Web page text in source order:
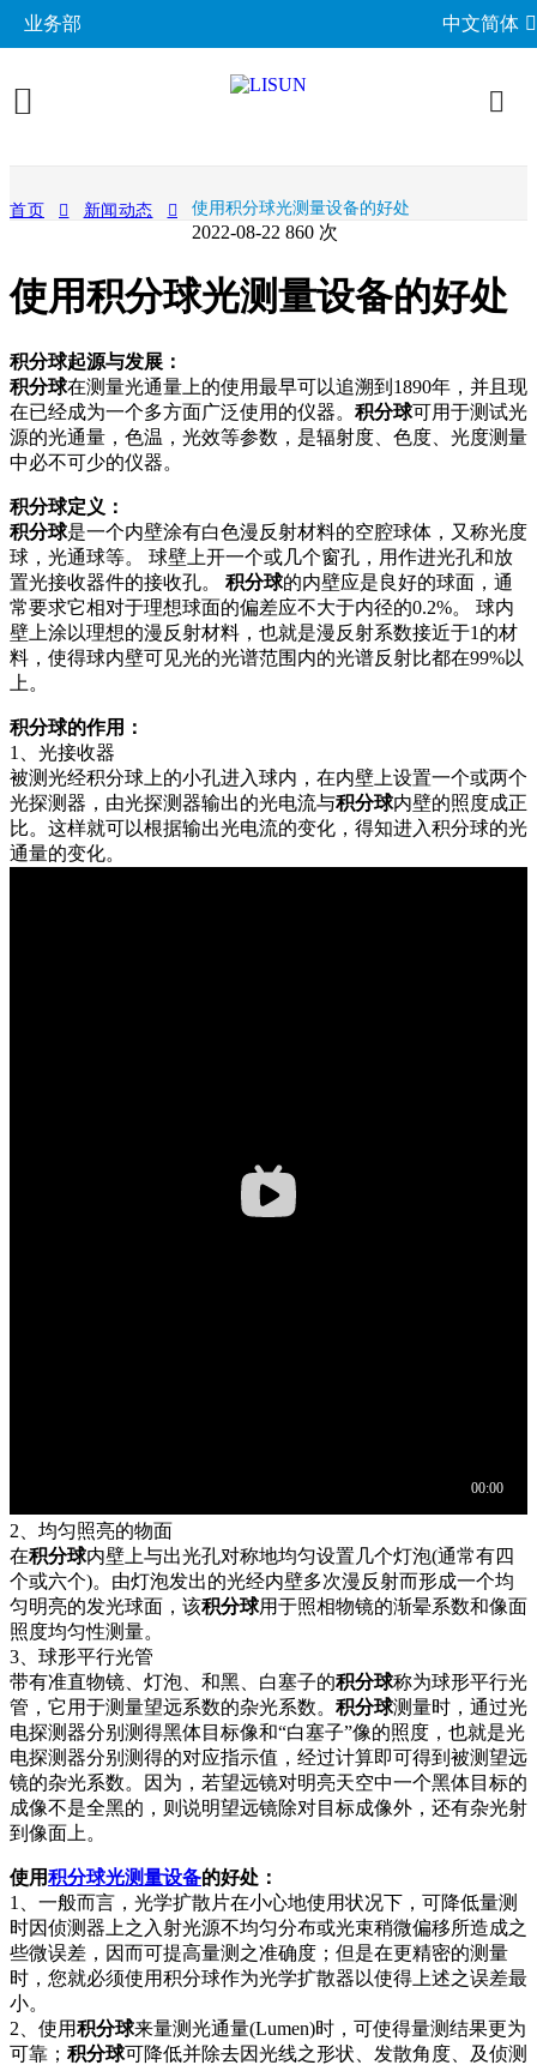
业务部 中文简体
分布光度计系统
LED老化与热阻测试
光生物安全与蓝光危害
其他LED测试设备
EMC电磁兼容
EMS电磁抗扰度测试仪
交流与直流测试电源
高低温湿热试验箱
IP防水防尘测试设备
电气安规测试
阻燃与防火测试设备
电子元器件测试
标准试验指与探针
机械力学与量规
机械力学测试机
插头插座与线缆测试
插头插座量规
材料与光学分析
RoHS与元素分析仪
颜色与光泽度测试仪
其他分析仪
LED与灯具测试方案
LED驱动测试方案
家用电器测试方案
汽车电子测试方案
音视频与IT测试方案
线缆测试方案
插头插座测试方案
电源开关测试方案
变压器测试方案
电动玩具测试方案
电表测试方案
相关标准
GB 中国国家标准
IEC国际电工委员会
ISO国际标准化组织
CIE国际照明委员会
EN欧洲标准
UL美国标准
成功案例
关于力汕
电子目录
新闻动态
关于我们
联系我们
首页 新闻动态 使用积分球光测量设备的好处
2022-08-22 860 次
使用积分球光测量设备的好处
积分球起源与发展：
积分球在测量光通量上的使用最早可以追溯到1890年，并且现
在已经成为一个多方面广泛使用的仪器。 积分球可用于测试光
源的光通量，色温，光效等参数，是辐射度、色度、光度测量
中必不可少的仪器。
积分球定义：
积分球是一个内壁涂有白色漫反射材料的空腔球体，又称光度
球，光通球等。 球壁上开一个或几个窗孔，用作进光孔和放
置光接收器件的接收孔。 积分球的内壁应是良好的球面，通
常要求它相对于理想球面的偏差应不大于内径的0.2%。 球内
壁上涂以理想的漫反射材料，也就是漫反射系数接近于1的材
料，使得球内壁可见光的光谱范围内的光谱反射比都在99%以
上。
积分球的作用：
1、光接收器
被测光经积分球上的小孔进入球内，在内壁上设置一个或两个
光探测器，由光探测器输出的光电流与积分球内壁的照度成正
比。这样就可以根据输出光电流的变化，得知进入积分球的光
通量的变化。
2、均匀照亮的物面
在积分球内壁上与出光孔对称地均匀设置几个灯泡(通常有四
个或六个)。由灯泡发出的光经内壁多次漫反射而形成一个均
匀明亮的发光球面，该积分球用于照相物镜的渐晕系数和像面
照度均匀性测量。
3、球形平行光管
带有准直物镜、灯泡、和黑、白塞子的积分球称为球形平行光
管，它用于测量望远系数的杂光系数。 积分球测量时，通过光
电探测器分别测得黑体目标像和“白塞子”像的照度，也就是光
电探测器分别测得的对应指示值，经过计算即可得到被测望远
镜的杂光系数。因为，若望远镜对明亮天空中一个黑体目标的
成像不是全黑的，则说明望远镜除对目标成像外，还有杂光射
到像面上。
使用积分球光测量设备的好处：
1、一般而言，光学扩散片在小心地使用状况下，可降低量测
时因侦测器上之入射光源不均匀分布或光束稍微偏移所造成之
些微误差，因而可提高量测之准确度；但是在更精密的测量
时，您就必须使用积分球作为光学扩散器以使得上述之误差最
小。
2、使用积分球来量测光通量(Lumen)时，可使得量测结果更为
可靠； 积分球可降低并除去因光线之形状、发散角度、及侦测